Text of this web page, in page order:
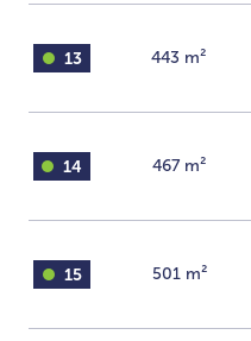
13 443 m²
14 467 m²
15 501 m²